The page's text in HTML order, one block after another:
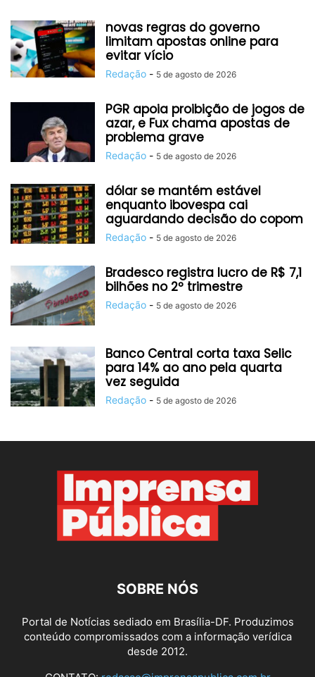
novas regras do governo
limitam apostas online para
evitar vício
Redação - 5 de agosto de 2026
PGR apoia proibição de jogos de
azar, e Fux chama apostas de
problema grave
Redação - 5 de agosto de 2026
dólar se mantém estável
enquanto ibovespa cai
aguardando decisão do copom
Redação - 5 de agosto de 2026
Bradesco registra lucro de R$ 7,1
bilhões no 2º trimestre
Redação - 5 de agosto de 2026
Banco Central corta taxa Selic
para 14% ao ano pela quarta
vez seguida
Redação - 5 de agosto de 2026
SOBRE NÓS
Portal de Notícias sediado em Brasília-DF. Produzimos
conteúdo compromissados com a informação verídica
desde 2012.